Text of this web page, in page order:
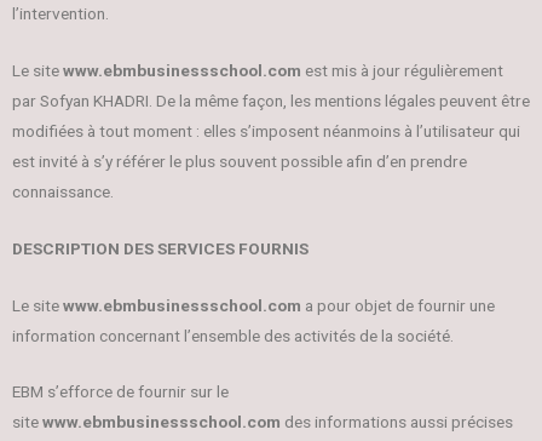
l’intervention.
Le sitewww.ebmbusinessschool.com est mis à jour régulièrement
par Sofyan KHADRI. De la même façon, les mentions légales peuvent être
modifiées à tout moment : elles s’imposent néanmoins à l’utilisateur qui
est invité à s’y référer le plus souvent possible afin d’en prendre
connaissance.
DESCRIPTION DES SERVICES FOURNIS
Le sitewww.ebmbusinessschool.com a pour objet de fournir une
information concernant l’ensemble des activités de la société.
EBM s’efforce de fournir sur le
sitewww.ebmbusinessschool.com des informations aussi précises